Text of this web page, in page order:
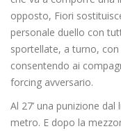
opposto, Fiori
personale duello con
sportellate, a turno,
consentendo ai
forcing avversario.
Al 27’ una punizione
metro. E dopo la